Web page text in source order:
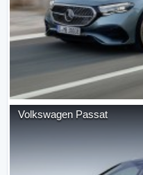
Volkswagen Passat